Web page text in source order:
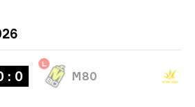
: 0
L
M80